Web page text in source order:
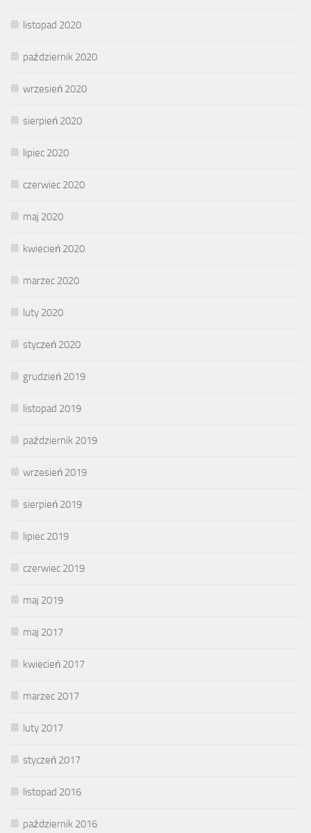
listopad 2020
październik 2020
wrzesień 2020
sierpień 2020
lipiec 2020
czerwiec 2020
maj 2020
kwiecień 2020
marzec 2020
luty 2020
styczeń 2020
grudzień 2019
listopad 2019
październik 2019
wrzesień 2019
sierpień 2019
lipiec 2019
czerwiec 2019
maj 2019
maj 2017
kwiecień 2017
marzec 2017
luty 2017
styczeń 2017
listopad 2016
październik 2016